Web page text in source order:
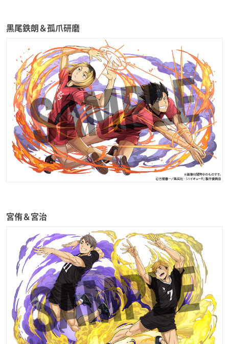
黒尾鉄朗＆孤爪研磨
宮侑＆宮治